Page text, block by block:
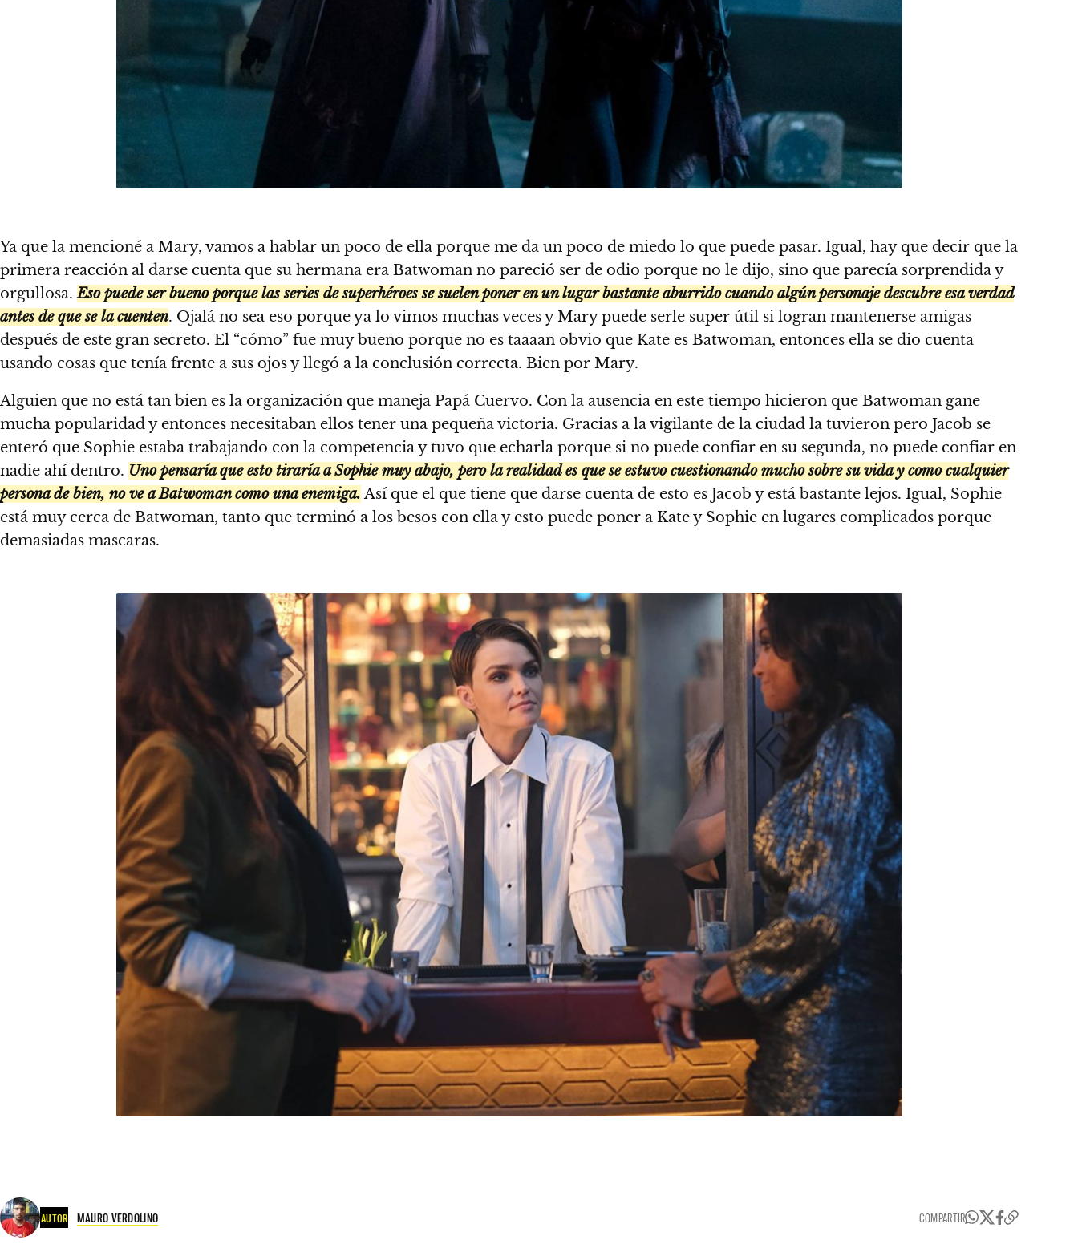
Ya que la mencioné a Mary, vamos a hablar un poco de ella porque me da un poco de miedo lo que puede pasar. Igual, hay que decir que la
primera reacción al darse cuenta que su hermana era Batwoman no pareció ser de odio porque no le dijo, sino que parecía sorprendida y
orgullosa.Eso puede ser bueno porque las series de superhéroes se suelen poner en un lugar bastante aburrido cuando algún personaje descubre esa verdad
antes de que se la cuenten. Ojalá no sea eso porque ya lo vimos muchas veces y Mary puede serle super útil si logran mantenerse amigas
después de este gran secreto. El “cómo” fue muy bueno porque no es taaaan obvio que Kate es Batwoman, entonces ella se dio cuenta
usando cosas que tenía frente a sus ojos y llegó a la conclusión correcta. Bien por Mary.
Alguien que no está tan bien es la organización que maneja Papá Cuervo. Con la ausencia en este tiempo hicieron que Batwoman gane
mucha popularidad y entonces necesitaban ellos tener una pequeña victoria. Gracias a la vigilante de la ciudad la tuvieron pero Jacob se
enteró que Sophie estaba trabajando con la competencia y tuvo que echarla porque si no puede confiar en su segunda, no puede confiar en
nadie ahí dentro. Uno pensaría que esto tiraría a Sophie muy abajo, pero la realidad es que se estuvo cuestionando mucho sobre su vida y como cualquier
persona de bien, no ve a Batwoman como una enemiga. Así que el que tiene que darse cuenta de esto es Jacob y está bastante lejos. Igual, Sophie
está muy cerca de Batwoman, tanto que terminó a los besos con ella y esto puede poner a Kate y Sophie en lugares complicados porque
demasiadas mascaras.
AUTOR MAURO VERDOLINO COMPARTIR